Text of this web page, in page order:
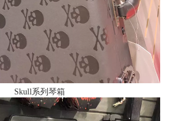
Skull系列琴箱